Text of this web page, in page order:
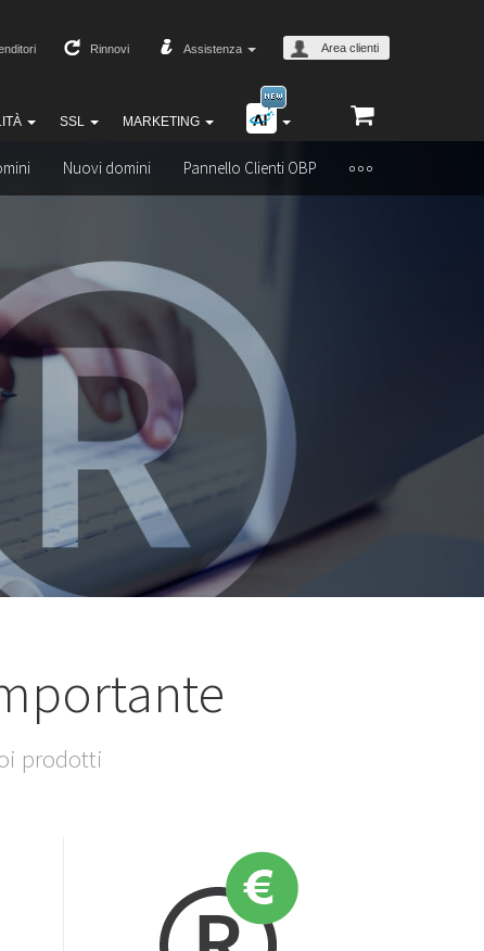
SSL MARKETING
Rinnovi Assistenza Area clienti
Nuovi domini Pannello Clienti OBP
prodotti